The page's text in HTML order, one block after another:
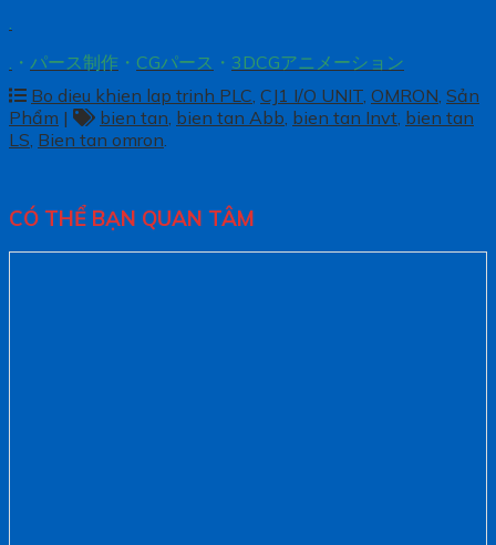
・ パース制作 ・ CGパース ・ 3DCGアニメーション
Bo dieu khien lap trinh PLC CJ1 I/O UNIT OMRON Sản
Phẩm | bien tan bien tan Abb bien tan Invt bien tan
LS Bien tan omron
CÓ THỂ BẠN QUAN TÂM